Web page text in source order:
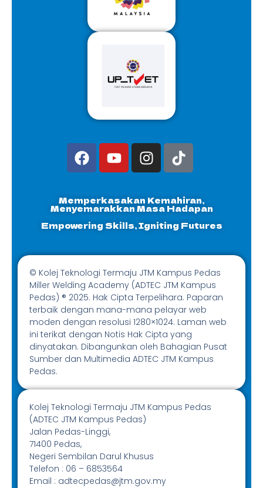
Memperkasakan Kemahiran,
Menyemarakkan Masa Hadapan
Empowering Skills, Igniting Futures
© Kolej Teknologi Termaju JTM Kampus Pedas
Miller Welding Academy (ADTEC JTM Kampus
Pedas) ® 2025. Hak Cipta Terpelihara. Paparan
terbaik dengan mana-mana pelayar web
moden dengan resolusi 1280×1024. Laman web
ini terikat dengan Notis Hak Cipta yang
dinyatakan. Dibangunkan oleh Bahagian Pusat
Sumber dan Multimedia ADTEC JTM Kampus
Pedas.
Kolej Teknologi Termaju JTM Kampus Pedas
(ADTEC JTM Kampus Pedas)
Jalan Pedas-Linggi,
71400 Pedas,
Negeri Sembilan Darul Khusus
Telefon : 06 – 6853564
Email : adtecpedas@jtm.gov.my